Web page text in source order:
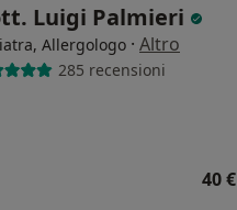
Luigi Palmieri
Allergologo · Altro
285 recensioni
40 €